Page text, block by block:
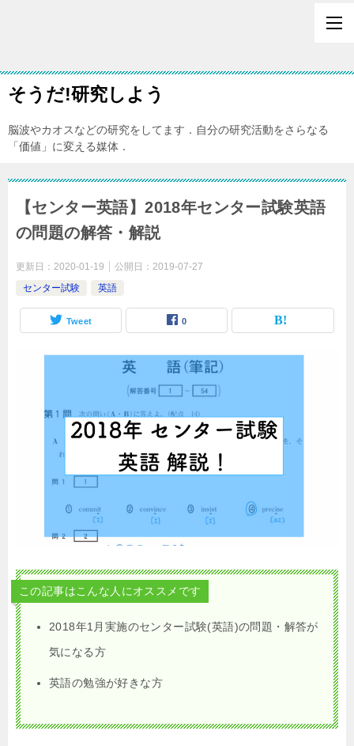
そうだ!研究しよう
脳波やカオスなどの研究をしてます．自分の研究活動をさらなる
「価値」に変える媒体．
【センター英語】2018年センター試験英語
の問題の解答・解説
更新日： 2020-01-19 公開日： 2019-07-27
センター試験
英語
Tweet 0
この記事はこんな人にオススメです
2018年1月実施のセンター試験(英語)の問題・解答が
気になる方
英語の勉強が好きな方